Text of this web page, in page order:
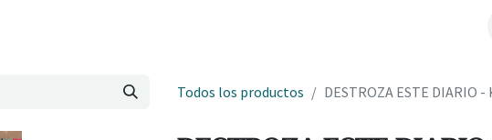
Todos los productos DESTROZA ESTE DIARIO